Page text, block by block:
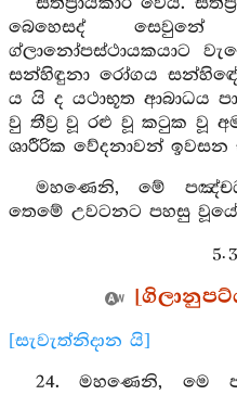
බෙහෙසද්
ග්ලානෝපස්ථායකයාට
සන්හිඳුනා රෝගය
ය යි ද යථාභූත ආබාධය
වු තීව්‍ර වූ රළු වූ කටුක වූ
ශාරීරික වේදනාවන්
මහණෙනි, මේ
තෙමේ උවටනට පහසු
5.
[සැවැත්නිදාන යි]
24. මහණෙනි, මෙ